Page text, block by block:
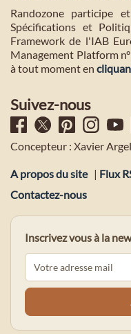
Randozone participe
Spécifications et
Framework de l'IAB
Management Platform
à tout moment en
Suivez-nous
Concepteur : Xavier
A propos du site | Flux
Contactez-nous
Inscrivez vous à la